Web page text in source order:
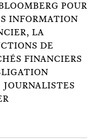
POUR
INFORMATION
LA
DE
FINANCIERS